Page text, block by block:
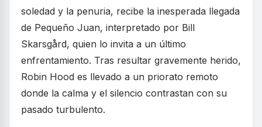
soledad y la penuria, recibe la inesperada llegada
de Pequeño Juan, interpretado por Bill
Skarsgård, quien lo invita a un último
enfrentamiento. Tras resultar gravemente herido,
Robin Hood es llevado a un priorato remoto
donde la calma y el silencio contrastan con su
pasado turbulento.